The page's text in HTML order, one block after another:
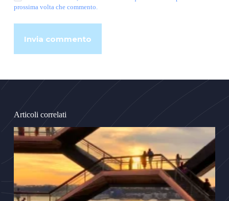
prossima volta che commento.
Invia commento
Articoli correlati